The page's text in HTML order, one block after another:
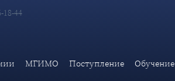
18-44
МГИМО Поступление Обучение